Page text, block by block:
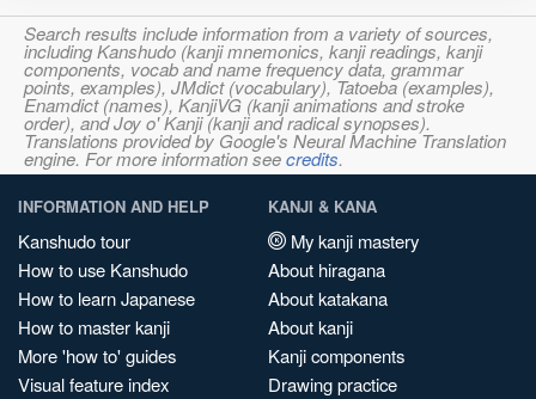
Search results include information from a variety of sources,
including Kanshudo (kanji mnemonics, kanji readings, kanji
components, vocab and name frequency data, grammar
points, examples), JMdict (vocabulary), Tatoeba (examples),
Enamdict (names), KanjiVG (kanji animations and stroke
order), and Joy o' Kanji (kanji and radical synopses).
Translations provided by Google's Neural Machine Translation
engine. For more information seecredits.
INFORMATION AND HELP
Kanshudo tour
How to use Kanshudo
How to learn Japanese
How to master kanji
More 'how to' guides
Visual feature index
KANJI & KANA
My kanji mastery
About hiragana
About katakana
About kanji
Kanji components
Drawing practice